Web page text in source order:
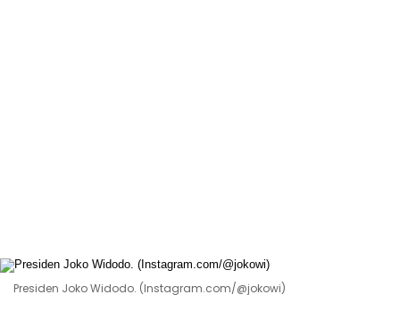
Presiden Joko Widodo. (Instagram.com/@jokowi)